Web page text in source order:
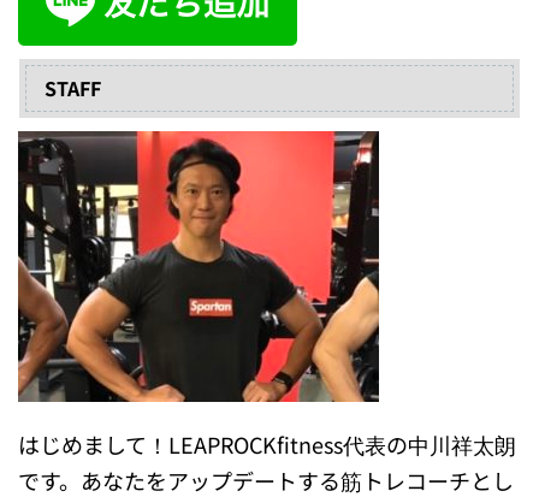
STAFF
はじめまして！LEAPROCKfitness代表の中川祥太朗
です。あなたをアップデートする筋トレコーチとし